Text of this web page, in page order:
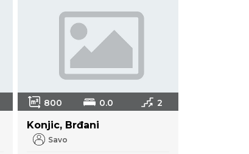
800 0.0 2
Konjic, Brđani
Savo